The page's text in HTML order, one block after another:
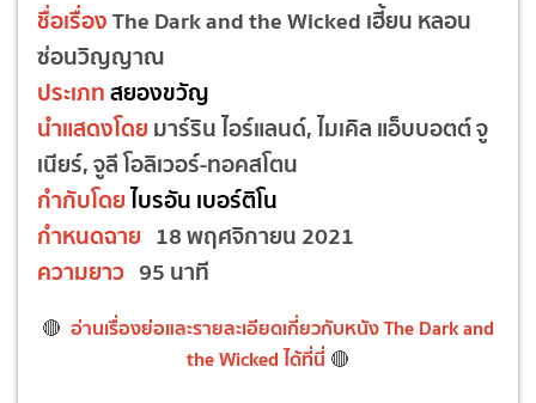
ชื่อเรื่องThe Dark and the Wicked เฮี้ยน หลอน
ซ่อนวิญญาณ
ประเภทสยองขวัญ
นำแสดงโดย มาร์ริน ไอร์แลนด์, ไมเคิล แอ็บบอตต์ จู
เนียร์, จูลี โอลิเวอร์-ทอคสโตน
กำกับโดยไบรอัน เบอร์ติโน
กำหนดฉาย 18 พฤศจิกายน 2021
ความยาว 95 นาที
🔴 อ่านเรื่องย่อและรายละเอียดเกี่ยวกับหนัง The Dark and
the Wicked ได้ที่นี่ 🔴